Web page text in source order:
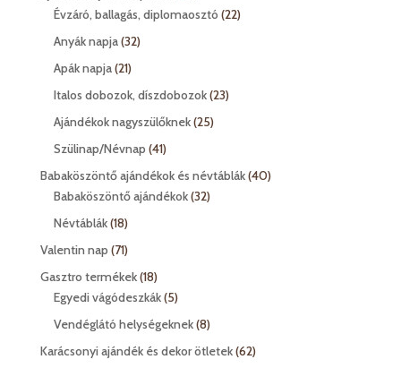
termék
Évzáró, ballagás, diplomaosztó 2222
Anyák napja 3232
Apák napja 2121
termék
Italos dobozok, díszdobozok 2323
Ajándékok nagyszülőknek 2525
Szülinap/Névnap 4141
termék
Babaköszöntő ajándékok és névtáblák 4040
Babaköszöntő ajándékok 3232
Névtáblák 1818
termék
Valentin nap 7171
termék
Gasztro termékek 1818
termék
Egyedi vágódeszkák 55
termék
Vendéglátó helységeknek 88
termék
Karácsonyi ajándék és dekor ötletek 6262